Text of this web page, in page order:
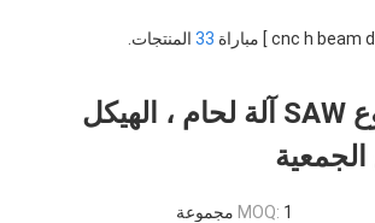
33 المنتجات.
التلقائي الكابولي نوع SAW آلة لحام ، الهيكل
MOQ: 1 مجموعة